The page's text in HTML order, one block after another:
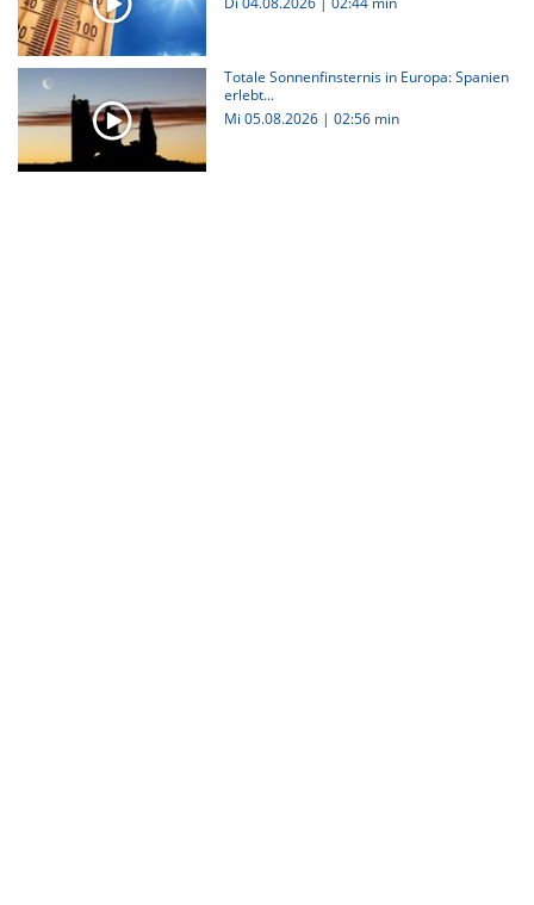
Totale Sonnenfinsternis in Europa: Spanien
erlebt...
Mi 05.08.2026 | 02:56 min